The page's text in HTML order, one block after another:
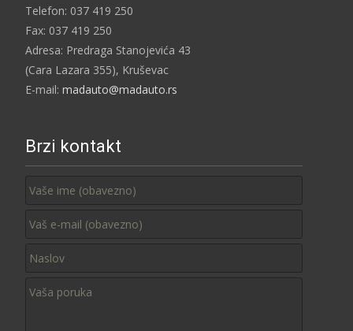
Telefon: 037 419 250
Fax: 037 419 250
Adresa: Predraga Stanojevića 43
(Cara Lazara 355), Kruševac
E-mail: madauto@madauto.rs
Brzi kontakt